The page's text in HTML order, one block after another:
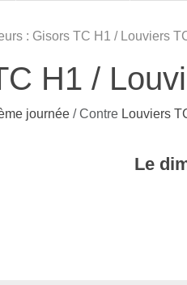
: Gisors TC H1 / Louviers
H1 /
journée / Contre Louviers
Le